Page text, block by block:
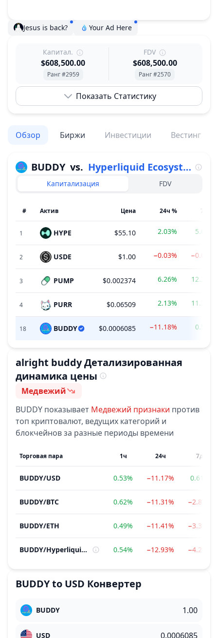
Jesus is back? Your Ad Here
Капитал.
$608,500.00
Ранг #2959
FDV
$608,500.00
Ранг #2570
Показать Статистику
Обзор Биржи Инвестиции Вестинг
BUDDYvs. Hyperliquid Ecosystem
Капитализация FDV
# Актив Цена 24ч % 7д %
1 HYPE $55.10 2.03% 5.68%
2 USDE $1.00 −0.03% −0.02%
3 PUMP $0.002374 6.26% 12.33%
4 PURR $0.06509 2.13% 11.31%
18 BUDDY $0.0006085 −11.18% 0.58%
alright buddyДетализированная
динамика цены
Настроение
Медвежий
BUDDY показывает Медвежий признаки против
топ криптовалют, ведущих категорий и
блокчейнов за разные периоды времени
Торговая пара 1ч 24ч 7д
BUDDY/USD 0.53% −11.17% 0.61%
BUDDY/BTC 0.62% −11.31% −2.86%
BUDDY/ETH 0.49% −11.41% −3.38%
BUDDY/ Hyperliquid Ecosystem 0.54% −12.93% −4.24%
BUDDYto USD Конвертер
BUDDY
USD